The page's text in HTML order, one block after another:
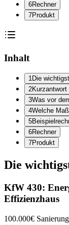
6Rechner
7Produkt
Inhalt
1Die
2Kurzantwort
3Was vor
4Welche
5
6Rechner
7Produkt
Die
KfW 430:
Effizienzhaus
100.000€